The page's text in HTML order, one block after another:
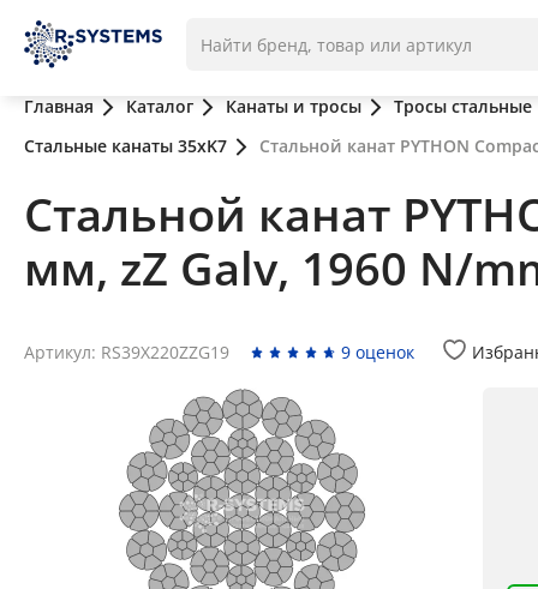
Главная Каталог Канаты и тросы
Тросы стальные
Стальные канаты 35xK7
Стальной канат PYTHON
Стальной канат
мм, zZ Galv, 1960 N/
Артикул: RS39X220ZZG19 9 оценок